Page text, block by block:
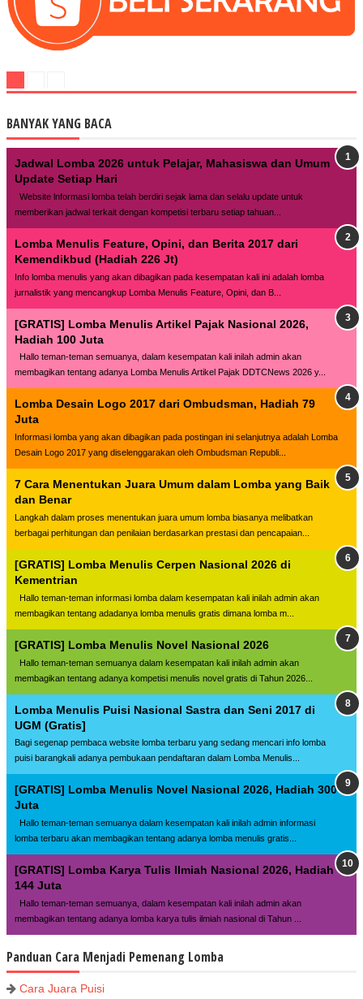
BANYAK YANG BACA
Jadwal Lomba 2026 untuk Pelajar, Mahasiswa dan Umum
Update Setiap Hari
Website lnformasi lomba telah berdiri sejak lama dan selalu update untuk
memberikan jadwal terkait dengan kompetisi terbaru setiap tahuan...
Lomba Menulis Feature, Opini, dan Berita 2017 dari
Kemendikbud (Hadiah 226 Jt)
Info lomba menulis yang akan dibagikan pada kesempatan kali ini adalah lomba
jurnalistik yang mencangkup Lomba Menulis Feature, Opini, dan B...
[GRATIS] Lomba Menulis Artikel Pajak Nasional 2026,
Hadiah 100 Juta
Hallo teman-teman semuanya, dalam kesempatan kali inilah admin akan
membagikan tentang adanya Lomba Menulis Artikel Pajak DDTCNews 2026 y...
Lomba Desain Logo 2017 dari Ombudsman, Hadiah 79
Juta
Informasi lomba yang akan dibagikan pada postingan ini selanjutnya adalah Lomba
Desain Logo 2017 yang diselenggarakan oleh Ombudsman Republi...
7 Cara Menentukan Juara Umum dalam Lomba yang Baik
dan Benar
Langkah dalam proses menentukan juara umum lomba biasanya melibatkan
berbagai perhitungan dan penilaian berdasarkan prestasi dan pencapaian...
[GRATIS] Lomba Menulis Cerpen Nasional 2026 di
Kementrian
Hallo teman-teman informasi lomba dalam kesempatan kali inilah admin akan
membagikan tentang adadanya lomba menulis gratis dimana lomba m...
[GRATIS] Lomba Menulis Novel Nasional 2026
Hallo teman-teman semuanya dalam kesempatan kali inilah admin akan
membagikan tentang adanya kompetisi menulis novel gratis di Tahun 2026...
Lomba Menulis Puisi Nasional Sastra dan Seni 2017 di
UGM (Gratis]
Bagi segenap pembaca website lomba terbaru yang sedang mencari info lomba
puisi barangkali adanya pembukaan pendaftaran dalam Lomba Menulis...
[GRATIS] Lomba Menulis Novel Nasional 2026, Hadiah 300
Juta
Hallo teman-teman semuanya dalam kesempatan kali inilah admin informasi
lomba terbaru akan membagikan tentang adanya lomba menulis gratis...
[GRATIS] Lomba Karya Tulis Ilmiah Nasional 2026, Hadiah
144 Juta
Hallo teman-teman semuanya, dalam kesempatan kali inilah admin akan
membagikan tentang adanya lomba karya tulis ilmiah nasional di Tahun ...
Panduan Cara Menjadi Pemenang Lomba
Cara Juara Puisi